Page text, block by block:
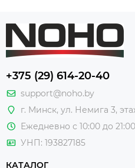
+375 (29) 614-20-40
support@noho.by
г. Минск, ул. Немига 3,
Ежедневно с 10:00 до 21:00
УНП: 193827185
КАТАЛОГ